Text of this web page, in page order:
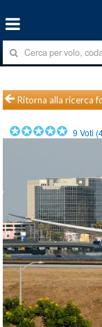
Ritorna alla ricerca
9 Voti (